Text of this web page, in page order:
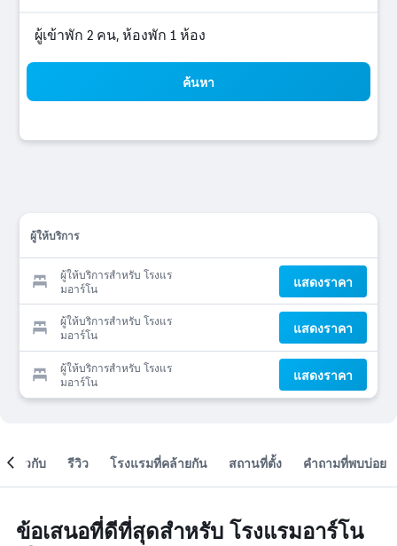
ผู้เข้าพัก 2 คน, ห้องพัก 1 ห้อง
ค้นหา
ผู้ให้บริการ
ผู้ให้บริการสำหรับ โรงแร
มอาร์โน
แสดงราคา
ผู้ให้บริการสำหรับ โรงแร
มอาร์โน
แสดงราคา
ผู้ให้บริการสำหรับ โรงแร
มอาร์โน
แสดงราคา
เกี่ยวกับ รีวิว โรงแรมที่คล้ายกัน สถานที่ตั้ง คำถามที่พบบ่อย
ข้อเสนอที่ดีที่สุดสำหรับ โรงแรมอาร์โน